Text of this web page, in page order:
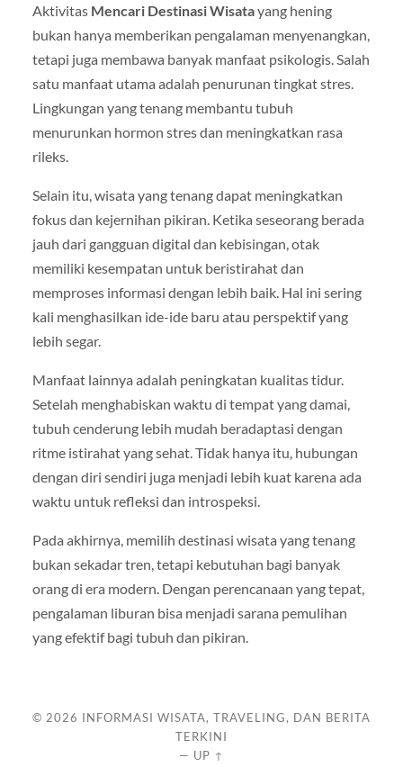
Aktivitas Mencari Destinasi Wisatayang hening
bukan hanya memberikan pengalaman menyenangkan,
tetapi juga membawa banyak manfaat psikologis. Salah
satu manfaat utama adalah penurunan tingkat stres.
Lingkungan yang tenang membantu tubuh
menurunkan hormon stres dan meningkatkan rasa
rileks.
Selain itu, wisata yang tenang dapat meningkatkan
fokus dan kejernihan pikiran. Ketika seseorang berada
jauh dari gangguan digital dan kebisingan, otak
memiliki kesempatan untuk beristirahat dan
memproses informasi dengan lebih baik. Hal ini sering
kali menghasilkan ide-ide baru atau perspektif yang
lebih segar.
Manfaat lainnya adalah peningkatan kualitas tidur.
Setelah menghabiskan waktu di tempat yang damai,
tubuh cenderung lebih mudah beradaptasi dengan
ritme istirahat yang sehat. Tidak hanya itu, hubungan
dengan diri sendiri juga menjadi lebih kuat karena ada
waktu untuk refleksi dan introspeksi.
Pada akhirnya, memilih destinasi wisata yang tenang
bukan sekadar tren, tetapi kebutuhan bagi banyak
orang di era modern. Dengan perencanaan yang tepat,
pengalaman liburan bisa menjadi sarana pemulihan
yang efektif bagi tubuh dan pikiran.
© 2026 INFORMASI WISATA, TRAVELING, DAN BERITA
TERKINI
— UP ↑